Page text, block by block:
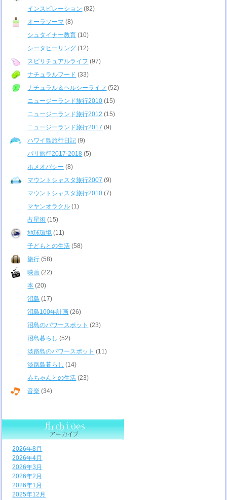
インスピレーション (82)
オーラソーマ (8)
シュタイナー教育 (10)
シータヒーリング (12)
スピリチュアルライフ (97)
ナチュラルフード (33)
ナチュラル＆ヘルシーライフ (52)
ニュージーランド旅行2010 (15)
ニュージーランド旅行2012 (15)
ニュージーランド旅行2017 (9)
ハワイ島旅行日記 (9)
パリ旅行2017-2018 (5)
ホメオパシー (8)
マウントシャスタ旅行2007 (9)
マウントシャスタ旅行2010 (7)
マヤンオラクル (1)
占星術 (15)
地球環境 (11)
子どもとの生活 (58)
旅行 (58)
映画 (22)
本 (20)
沼島 (17)
沼島100年計画 (26)
沼島のパワースポット (23)
沼島暮らし (52)
淡路島のパワースポット (11)
淡路島暮らし (14)
赤ちゃんとの生活 (23)
音楽 (34)
2026年8月
2026年4月
2026年3月
2026年2月
2026年1月
2025年12月